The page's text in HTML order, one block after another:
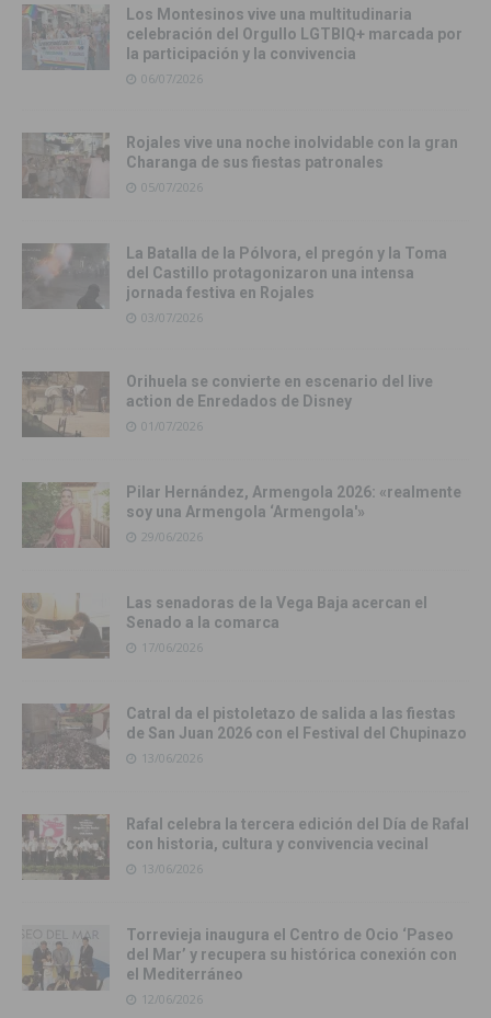
Los Montesinos vive una multitudinaria
celebración del Orgullo LGTBIQ+ marcada por
la participación y la convivencia
06/07/2026
Rojales vive una noche inolvidable con la gran
Charanga de sus fiestas patronales
05/07/2026
La Batalla de la Pólvora, el pregón y la Toma
del Castillo protagonizaron una intensa
jornada festiva en Rojales
03/07/2026
Orihuela se convierte en escenario del live
action de Enredados de Disney
01/07/2026
Pilar Hernández, Armengola 2026: «realmente
soy una Armengola ‘Armengola'»
29/06/2026
Las senadoras de la Vega Baja acercan el
Senado a la comarca
17/06/2026
Catral da el pistoletazo de salida a las fiestas
de San Juan 2026 con el Festival del Chupinazo
13/06/2026
Rafal celebra la tercera edición del Día de Rafal
con historia, cultura y convivencia vecinal
13/06/2026
Torrevieja inaugura el Centro de Ocio ‘Paseo
del Mar’ y recupera su histórica conexión con
el Mediterráneo
12/06/2026